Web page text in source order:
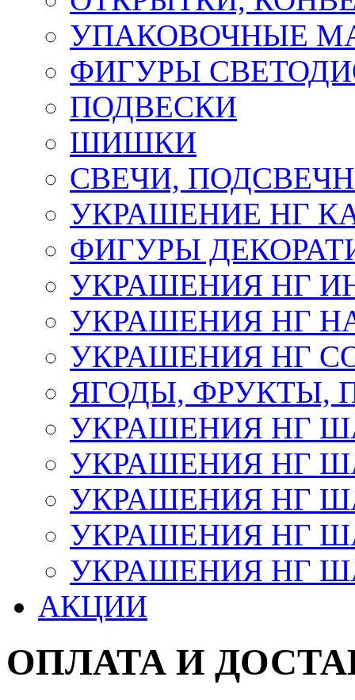
УПАКОВОЧНЫЕ
ФИГУРЫ
ПОДВЕСКИ
ШИШКИ
СВЕЧИ,
УКРАШЕНИЕ НГ
ФИГУРЫ
УКРАШЕНИЯ НГ
УКРАШЕНИЯ НГ
УКРАШЕНИЯ НГ
ЯГОДЫ, ФРУКТЫ,
УКРАШЕНИЯ НГ
УКРАШЕНИЯ НГ
УКРАШЕНИЯ НГ
УКРАШЕНИЯ НГ
УКРАШЕНИЯ НГ
АКЦИИ
ОПЛАТА И